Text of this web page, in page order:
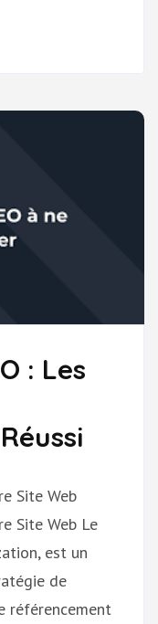
: Les
Site Web
Site Web Le
est un
de
référencement